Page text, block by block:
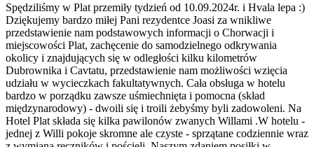
Spędziliśmy w Plat przemiły tydzień od 10.09.2024r. i Hvala lepa :)
Dziękujemy bardzo miłej Pani rezydentce Joasi za wnikliwe
przedstawienie nam podstawowych informacji o Chorwacji i
miejscowości Plat, zachęcenie do samodzielnego odkrywania
okolicy i znajdujących się w odległości kilku kilometrów
Dubrownika i Cavtatu, przedstawienie nam możliwości wzięcia
udziału w wycieczkach fakultatywnych. Cała obsługa w hotelu
bardzo w porządku zawsze uśmiechnięta i pomocna (skład
międzynarodowy) - dwoili się i troili żebyśmy byli zadowoleni. Na
Hotel Plat składa się kilka pawilonów zwanych Willami .W hotelu -
jednej z Willi pokoje skromne ale czyste - sprzątane codziennie wraz